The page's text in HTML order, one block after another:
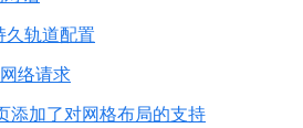
久轨道配置
络请求
添加了对网格布局的支持